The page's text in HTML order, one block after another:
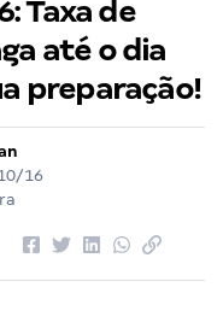
Taxa de
até o dia
preparação!
16